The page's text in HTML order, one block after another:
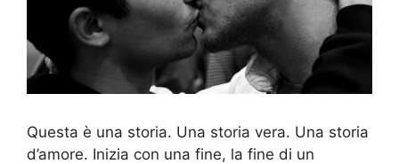
Questa è una storia. Una storia vera. Una storia
d’amore. Inizia con una fine, la fine di un